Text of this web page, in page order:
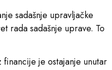
sadašnje upravljačke
rada sadašnje uprave. To
je ostajanje unutar